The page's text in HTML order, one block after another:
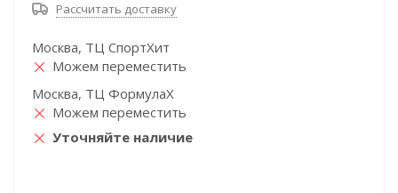
Рассчитать доставку
Москва, ТЦ СпортХит
Можем переместить
Москва, ТЦ ФормулаХ
Можем переместить
Уточняйте наличие